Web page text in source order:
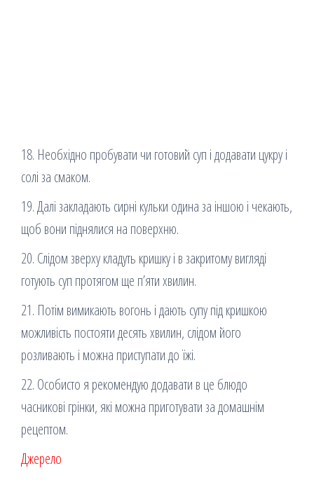
18. Необхідно пробувати чи готовий суп і додавати цукру і
солі за смаком.
19. Далі закладають сирні кульки одина за іншою і чекають,
щоб вони піднялися на поверхню.
20. Слідом зверху кладуть кришку і в закритому вигляді
готують суп протягом ще п’яти хвилин.
21. Потім вимикають вогонь і дають супу під кришкою
можливість постояти десять хвилин, слідом його
розливають і можна приступати до їжі.
22. Особисто я рекомендую додавати в це блюдо
часникові грінки, які можна приготувати за домашнім
рецептом.
Джерело